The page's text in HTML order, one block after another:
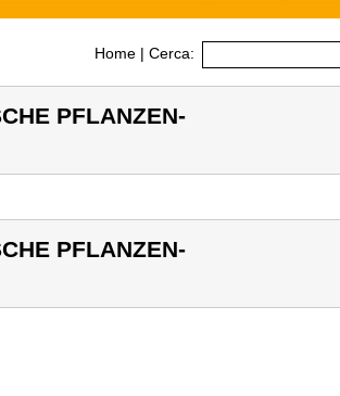
Home | Cerca:
PFLANZEN-
PFLANZEN-